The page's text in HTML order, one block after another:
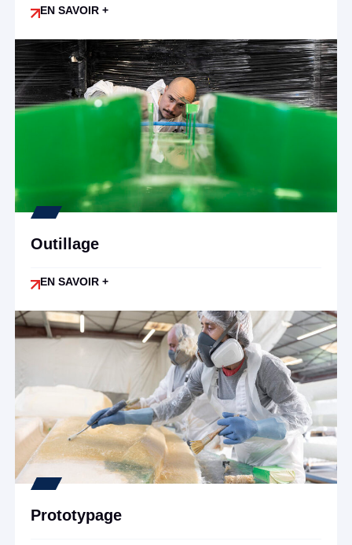
EN SAVOIR +
Outillage
EN SAVOIR +
Prototypage